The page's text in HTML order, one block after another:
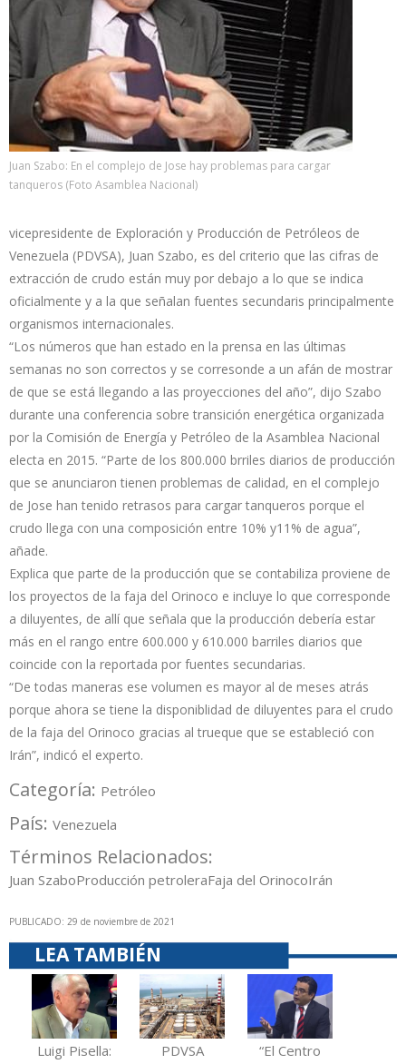
Juan Szabo: En el complejo de Jose hay problemas para cargar
tanqueros (Foto Asamblea Nacional)
vicepresidente de Exploración y Producción de Petróleos de
Venezuela (PDVSA), Juan Szabo, es del criterio que las cifras de
extracción de crudo están muy por debajo a lo que se indica
oficialmente y a la que señalan fuentes secundaris principalmente
organismos internacionales.
“Los números que han estado en la prensa en las últimas
semanas no son correctos y se corresonde a un afán de mostrar
de que se está llegando a las proyecciones del año”, dijo Szabo
durante una conferencia sobre transición energética organizada
por la Comisión de Energía y Petróleo de la Asamblea Nacional
electa en 2015. “Parte de los 800.000 brriles diarios de producción
que se anunciaron tienen problemas de calidad, en el complejo
de Jose han tenido retrasos para cargar tanqueros porque el
crudo llega con una composición entre 10% y11% de agua”,
añade.
Explica que parte de la producción que se contabiliza proviene de
los proyectos de la faja del Orinoco e incluye lo que corresponde
a diluyentes, de allí que señala que la producción debería estar
más en el rango entre 600.000 y 610.000 barriles diarios que
coincide con la reportada por fuentes secundarias.
“De todas maneras ese volumen es mayor al de meses atrás
porque ahora se tiene la disponiblidad de diluyentes para el crudo
de la faja del Orinoco gracias al trueque que se estableció con
Irán”, indicó el experto.
Categoría: Petróleo
País: Venezuela
Términos Relacionados:
Juan SzaboProducción petroleraFaja del OrinocoIrán
PUBLICADO: 29 de noviembre de 2021
LEA TAMBIÉN
Luigi Pisella:
PDVSA
“El Centro